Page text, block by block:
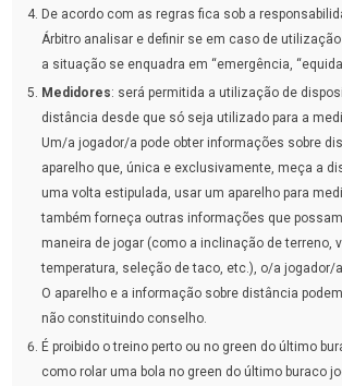
De acordo com as regras fica sob a
Árbitro analisar e definir se em caso de
a situação se enquadra em “emergência,
Medidores: será permitida a utilização de
distância desde que só seja utilizado para a
Um/a jogador/a pode obter informações sobre
aparelho que, única e exclusivamente, meça a
uma volta estipulada, usar um aparelho para
também forneça outras informações que
maneira de jogar (como a inclinação de terreno,
temperatura, seleção de taco, etc.), o/a jogador/
O aparelho e a informação sobre distância
não constituindo conselho.
É proibido o treino perto ou no green do último
como rolar uma bola no green do último buraco